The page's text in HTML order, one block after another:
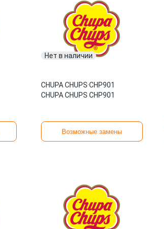
Нет в наличии
CHUPA CHUPS·CHP901
CHUPA CHUPS CHP901
Возможные замены